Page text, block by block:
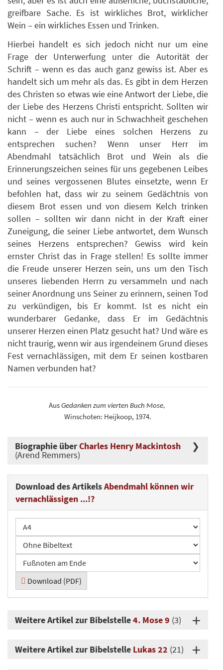
greifbare Sache. Es ist wirkliches Brot, wirklicher
Wein – ein wirkliches Essen und Trinken.
Hierbei handelt es sich jedoch nicht nur um eine
Frage der Unterwerfung unter die Autorität der
Schrift – wenn es das auch ganz gewiss ist. Aber es
handelt sich um mehr als das. Es gibt in dem Herzen
des Christen so etwas wie eine Antwort der Liebe, die
der Liebe des Herzens Christi entspricht. Sollten wir
nicht – wenn es auch nur in Schwachheit geschehen
kann – der Liebe eines solchen Herzens zu
entsprechen suchen? Wenn unser Herr im
Abendmahl tatsächlich Brot und Wein als die
Erinnerungszeichen seines für uns gegebenen Leibes
und seines vergossenen Blutes einsetzte, wenn Er
befohlen hat, dass wir zu seinem Gedächtnis von
diesem Brot essen und von diesem Kelch trinken
sollen – sollten wir dann nicht in der Kraft einer
Zuneigung, die seiner Liebe antwortet, dem Wunsch
seines Herzens entsprechen? Gewiss wird kein
ernster Christ das in Frage stellen! Es sollte immer
die Freude unserer Herzen sein, uns um den Tisch
unseres liebenden Herrn zu versammeln und nach
seiner Anordnung uns Seiner zu erinnern, seinen Tod
zu verkündigen, bis Er kommt. Ist es nicht ein
wunderbarer Gedanke, dass Er im Gedächtnis
unserer Herzen einen Platz gesucht hat? Und wäre es
nicht traurig, wenn wir aus irgendeinem Grund dieses
Fest vernachlässigen, mit dem Er seinen kostbaren
Namen verbunden hat?
Aus Gedanken zum vierten Buch Mose,
Winschoten: Heijkoop, 1974.
Biographie überCharles Henry Mackintosh
(Arend Remmers)
Download des ArtikelsAbendmahl können wir
vernachlässigen ...!?
Download (PDF)
Weitere Artikel zur Bibelstelle4. Mose 9 (3)
Weitere Artikel zur Bibelstelle Lukas 22 (21)